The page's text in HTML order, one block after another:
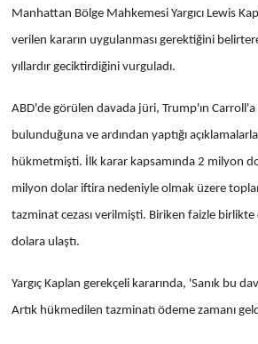
Manhattan Bölge Mahkemesi Yargıcı Lewis
verilen kararın uygulanması gerektiğini
yıllardır geciktirdiğini vurguladı.
ABD'de görülen davada jüri, Trump'ın Carroll'a
bulunduğuna ve ardından yaptığı
hükmetmişti. İlk karar kapsamında 2 milyon
milyon dolar iftira nedeniyle olmak üzere
tazminat cezası verilmişti. Biriken faizle
dolara ulaştı.
Yargıç Kaplan gerekçeli kararında, 'Sanık bu
Artık hükmedilen tazminatı ödeme zamanı